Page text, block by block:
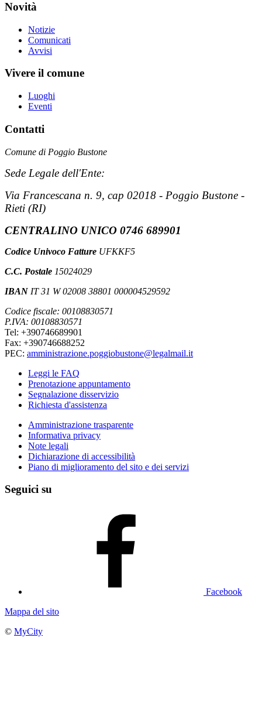
Novità
Notizie
Comunicati
Avvisi
Vivere il comune
Luoghi
Eventi
Contatti
Comune di Poggio Bustone
Sede Legale dell'Ente:
Via Francescana n. 9, cap 02018 - Poggio Bustone -
Rieti (RI)
CENTRALINO UNICO 0746 689901
Codice Univoco Fatture UFKKF5
C.C. Postale 15024029
IBAN IT 31 W 02008 38801 000004529592
Codice fiscale: 00108830571
P.IVA: 00108830571
Tel: +390746689901
Fax: +390746688252
PEC: amministrazione.poggiobustone@legalmail.it
Leggi le FAQ
Prenotazione appuntamento
Segnalazione disservizio
Richiesta d'assistenza
Amministrazione trasparente
Informativa privacy
Note legali
Dichiarazione di accessibilità
Piano di miglioramento del sito e dei servizi
Seguici su
Facebook
Mappa del sito
© MyCity